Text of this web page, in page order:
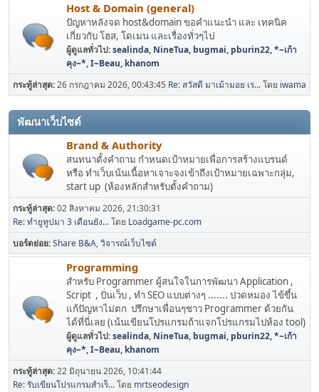
Host & Domain (general)
ปัญหาหลังจด host&domain ขอคำแนะนำ และ เทคนิค
เกี่ยวกับ โฮส, โดเมน และเรื่องทั่วๆไป
ผู้ดูแลทั่วไป:sealinda, NineTua, bugmai, pburin22,*~เก้า
คุง~*,I~Beau, khanom
กระทู้ล่าสุด:26 กรกฎาคม 2026, 00:43:45 Re: สวัสดี มาเม้ามอย เร...โดย iwama
พัฒนาเว็บไซต์
Brand & Authority
สนทนาตั้งคำถาม กำหนดเป้าหมายเพื่อการสร้างแบรนด์
หรือ ทำเว็บเน้นเนื้อหาเจาะจงเข้าถึงเป้าหมายเฉพาะกลุ่ม,
start up (ห้องหลักสำหรับตั้งคำถาม)
กระทู้ล่าสุด:02 สิงหาคม 2026, 21:30:31
Re: ทำยูทูปมา 3 เดือนยัง...โดย Loadgame-pc.com
บอร์ดย่อย Share B&A วิจารณ์เว็บไซต์
Programming
สำหรับ Programmer ผู้สนใจในการพัฒนา Application ,
Script , ปั่นเว็บ , ทำ SEO แบบต่างๆ ....... ปวดหมอง ไข้ขึ้น
แก้ปัญหาไม่ตก ปรึกษาเพื่อนๆชาว Programmer ด้วยกัน
ได้ที่นี่เลย (เน้นเขียนโปรแกรมถ้าแจกโปรแกรมไปห้อง tool)
ผู้ดูแลทั่วไป:sealinda, NineTua, bugmai, pburin22,*~เก้า
คุง~*,I~Beau, khanom
กระทู้ล่าสุด:22 มิถุนายน 2026, 10:41:44
Re: รับเขียนโปรแกรมสำเร็...โดย mrtseodesign